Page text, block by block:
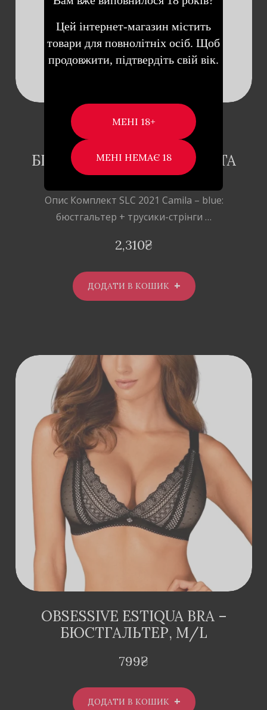
SOFTLINE CAMILA –
КОМПЛЕКТ ЕРОТИЧНОЇ
БІЛИЗНИ: БЮСТГАЛЬТЕР ТА
СТРІНГИ, M/L (СИНІЙ)
Опис Комплект SLC 2021 Camila – blue:
бюстгальтер + трусики-стрінги …
2,310₴
ДОДАТИ В КОШИК
ДОДАТИ В
КОШИК
OBSESSIVE ESTIQUA BRA –
БЮСТГАЛЬТЕР, M/L
799₴
ДОДАТИ В КОШИК
Цей інтернет-магазин містить
товари для повнолітніх осіб. Щоб
продовжити, підтвердіть свій вік.